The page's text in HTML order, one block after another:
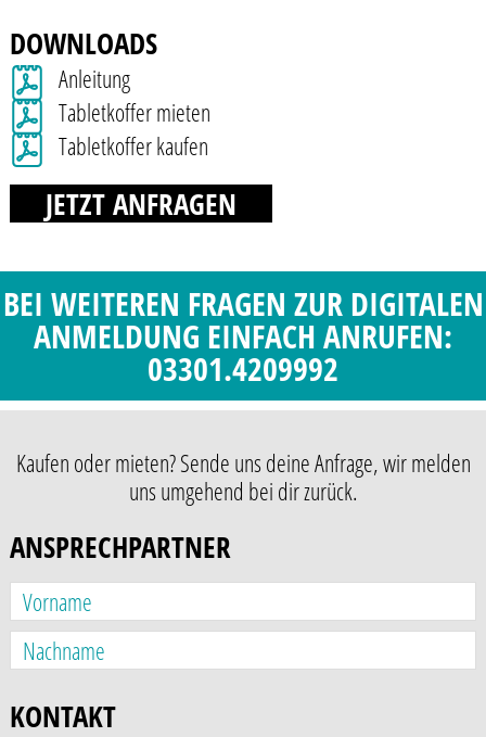
DOWNLOADS
Anleitung
Tabletkoffer mieten
Tabletkoffer kaufen
JETZT ANFRAGEN
BEI WEITEREN FRAGEN ZUR DIGITALEN
ANMELDUNG EINFACH ANRUFEN:
03301.4209992
Kaufen oder mieten? Sende uns deine Anfrage, wir melden
uns umgehend bei dir zurück.
ANSPRECHPARTNER
KONTAKT